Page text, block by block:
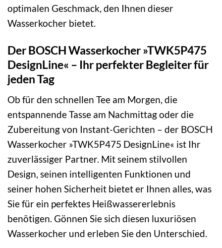
optimalen Geschmack, den Ihnen dieser
Wasserkocher bietet.
Der BOSCH Wasserkocher »TWK5P475
DesignLine« – Ihr perfekter Begleiter für
jeden Tag
Ob für den schnellen Tee am Morgen, die
entspannende Tasse am Nachmittag oder die
Zubereitung von Instant-Gerichten – der BOSCH
Wasserkocher »TWK5P475 DesignLine« ist Ihr
zuverlässiger Partner. Mit seinem stilvollen
Design, seinen intelligenten Funktionen und
seiner hohen Sicherheit bietet er Ihnen alles, was
Sie für ein perfektes Heißwassererlebnis
benötigen. Gönnen Sie sich diesen luxuriösen
Wasserkocher und erleben Sie den Unterschied.